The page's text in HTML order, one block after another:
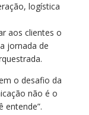
logística
aos clientes o
jornada de
.
o desafio da
não é o
entende”.